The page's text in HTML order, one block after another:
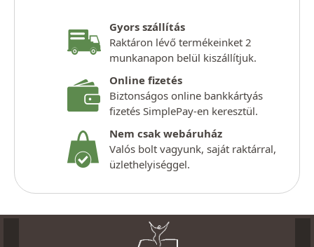
Gyors szállítás
Raktáron lévő termékeinket 2
munkanapon belül kiszállítjuk.
Online fizetés
Biztonságos online bankkártyás
fizetés SimplePay-en keresztül.
Nem csak webáruház
Valós bolt vagyunk, saját raktárral,
üzlethelyiséggel.